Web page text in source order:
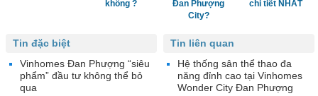
không ?
Đan Phượng
City?
chi tiết NHẤT
Tin liên quan
Hệ thống sân thể thao đa
năng đỉnh cao tại Vinhomes
Wonder City Đan Phượng
Tin đặc biệt
Vinhomes Đan Phượng “siêu
phẩm” đầu tư không thể bỏ
qua